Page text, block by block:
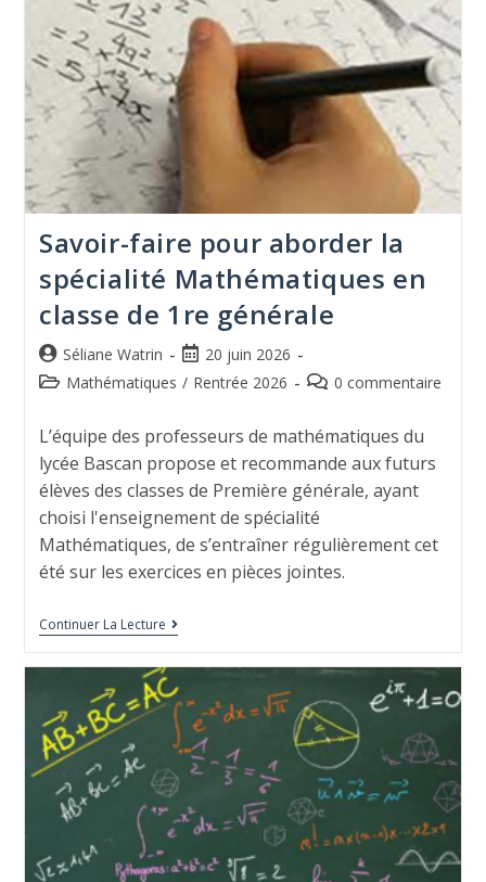
Savoir-faire pour aborder la
spécialité Mathématiques en
classe de 1re générale
Séliane Watrin
20 juin 2026
Mathématiques / Rentrée 2026 0 commentaire
L’équipe des professeurs de mathématiques du
lycée Bascan propose et recommande aux futurs
élèves des classes de Première générale, ayant
choisi l'enseignement de spécialité
Mathématiques, de s’entraîner régulièrement cet
été sur les exercices en pièces jointes.
Continuer La Lecture